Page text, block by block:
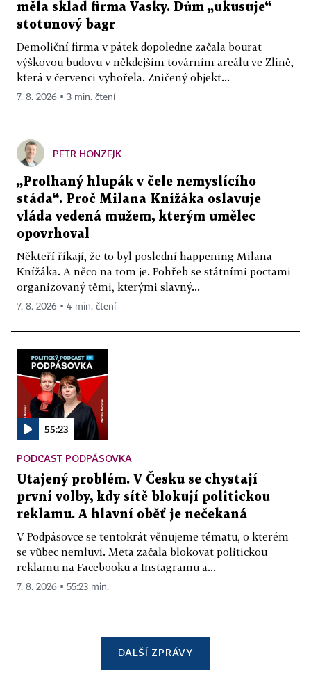
měla sklad firma Vasky. Dům „ukusuje“
stotunový bagr
Demoliční firma v pátek dopoledne začala bourat
výškovou budovu v někdejším továrním areálu ve Zlíně,
která v červenci vyhořela. Zničený objekt...
7. 8. 2026 ▪ 3 min. čtení
PETR HONZEJK
„Prolhaný hlupák v čele nemyslícího
stáda“. Proč Milana Knížáka oslavuje
vláda vedená mužem, kterým umělec
opovrhoval
Někteří říkají, že to byl poslední happening Milana
Knížáka. A něco na tom je. Pohřeb se státními poctami
organizovaný těmi, kterými slavný...
7. 8. 2026 ▪ 4 min. čtení
55:23
PODCAST PODPÁSOVKA
Utajený problém. V Česku se chystají
první volby, kdy sítě blokují politickou
reklamu. A hlavní oběť je nečekaná
V Podpásovce se tentokrát věnujeme tématu, o kterém
se vůbec nemluví. Meta začala blokovat politickou
reklamu na Facebooku a Instagramu a...
7. 8. 2026 ▪ 55:23 min.
DALŠÍ ZPRÁVY